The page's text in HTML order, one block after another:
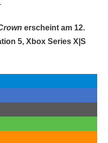
erscheint am 12.
5, Xbox Series X|S